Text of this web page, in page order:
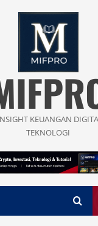
KEUANGAN
TEKNOLOGI